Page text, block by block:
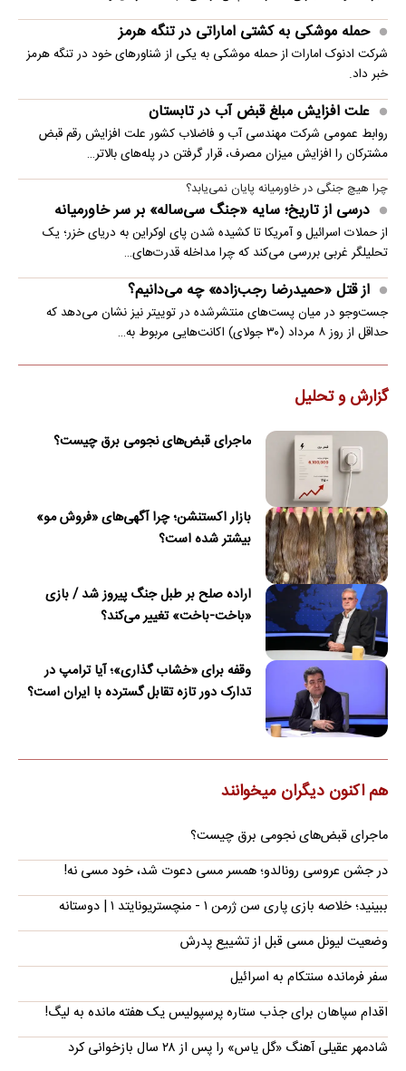
حمله موشکی به کشتی اماراتی در تنگه هرمز
شرکت ادنوک امارات از حمله موشکی به یکی از شناورهای خود در تنگه هرمز
خبر داد.
علت افزایش مبلغ قبض آب در تابستان
روابط عمومی شرکت مهندسی آب و فاضلاب کشور علت افزایش رقم قبض
مشترکان را افزایش میزان مصرف، قرار گرفتن در پله‌های بالاتر…
چرا هیچ جنگی در خاورمیانه پایان نمی‌یابد؟
درسی از تاریخ؛ سایه «جنگ سی‌ساله» بر سر خاورمیانه
از حملات اسرائیل و آمریکا تا کشیده شدن پای اوکراین به دریای خزر؛ یک
تحلیلگر غربی بررسی می‌کند که چرا مداخله قدرت‌های…
از قتل «حمیدرضا رجب‌زاده» چه می‌دانیم؟
جست‌وجو در میان پست‌های منتشرشده در توییتر نیز نشان می‌دهد که
حداقل از روز ۸ مرداد (۳۰ جولای) اکانت‌هایی مربوط به…
گزارش و تحلیل
ماجرای قبض‌های نجومی برق چیست؟
بازار اکستنشن؛ چرا آگهی‌های «فروش مو»
بیشتر شده است؟
اراده صلح بر طبل جنگ پیروز شد / بازی
«باخت-باخت» تغییر می‌کند؟
وقفه برای «خشاب گذاری»؛ آیا ترامپ در
تدارک دور تازه تقابل گسترده با ایران است؟
هم اکنون دیگران میخوانند
ماجرای قبض‌های نجومی برق چیست؟
در جشن عروسی رونالدو؛ همسر مسی دعوت شد، خود مسی نه!
ببینید؛ خلاصه بازی پاری سن ژرمن ۱ - منچستریونایتد ۱ | دوستانه
وضعیت لیونل مسی قبل از تشییع پدرش
سفر فرمانده سنتکام به اسرائیل
اقدام سپاهان برای جذب ستاره پرسپولیس یک هفته مانده به لیگ!
شادمهر عقیلی آهنگ «گل یاس» را پس از ۲۸ سال بازخوانی کرد